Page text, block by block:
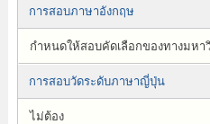
การสอบภาษาอังกฤษ
กำหนดให้สอบคัดเลือกของทางมหา
การสอบวัดระดับภาษาญี่ปุ่น
ไม่ต้อง